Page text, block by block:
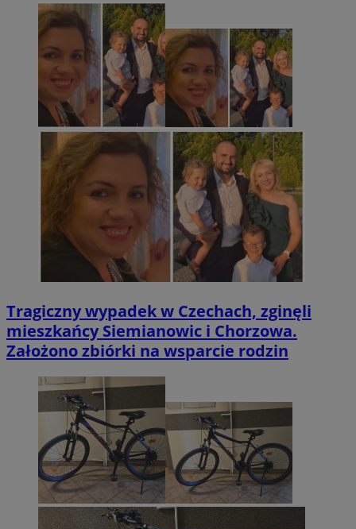
Tragiczny wypadek w Czechach, zginęli
mieszkańcy Siemianowic i Chorzowa.
Założono zbiórki na wsparcie rodzin